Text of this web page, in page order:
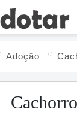
Adoção